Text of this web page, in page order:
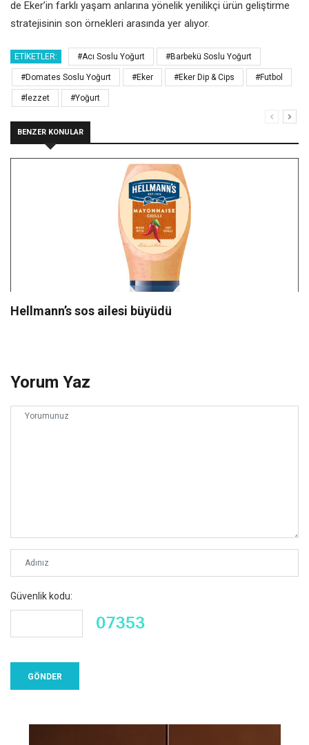
de Eker’in farklı yaşam anlarına yönelik yenilikçi ürün geliştirme
stratejisinin son örnekleri arasında yer alıyor.
ETIKETLER: #Acı Soslu Yoğurt #Barbekü Soslu Yoğurt
#Domates Soslu Yoğurt #Eker #Eker Dip & Cips #Futbol
#lezzet #Yoğurt
BENZER KONULAR
Hellmann’s sos ailesi büyüdü
Yorum Yaz
Güvenlik kodu: